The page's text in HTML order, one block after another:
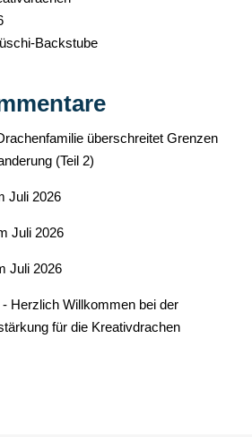
Backstube
überschreitet Grenzen
(Teil 2)
Juli 2026
Juli 2026
Juli 2026
Herzlich Willkommen bei der
für die Kreativdrachen